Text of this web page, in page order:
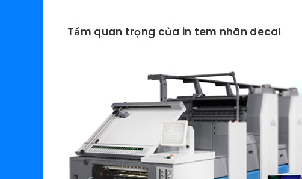
Tầm quan trọng của in tem nhãn decal